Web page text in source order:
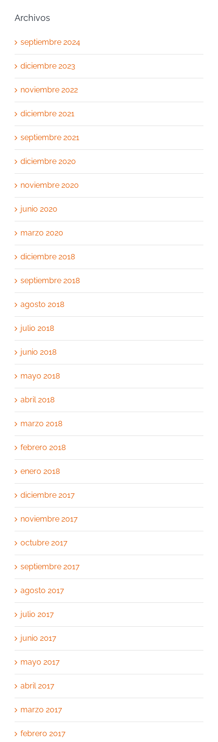
Archivos
septiembre 2024
diciembre 2023
noviembre 2022
diciembre 2021
septiembre 2021
diciembre 2020
noviembre 2020
junio 2020
marzo 2020
diciembre 2018
septiembre 2018
agosto 2018
julio 2018
junio 2018
mayo 2018
abril 2018
marzo 2018
febrero 2018
enero 2018
diciembre 2017
noviembre 2017
octubre 2017
septiembre 2017
agosto 2017
julio 2017
junio 2017
mayo 2017
abril 2017
marzo 2017
febrero 2017